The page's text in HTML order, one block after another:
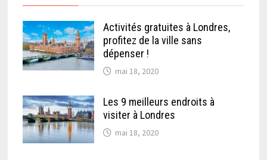
Activités gratuites à Londres,
profitez de la ville sans
dépenser !
mai 18, 2020
Les 9 meilleurs endroits à
visiter à Londres
mai 18, 2020